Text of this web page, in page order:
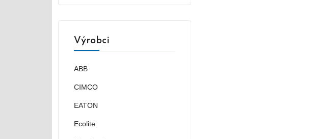
Výrobci
ABB
CIMCO
EATON
Ecolite